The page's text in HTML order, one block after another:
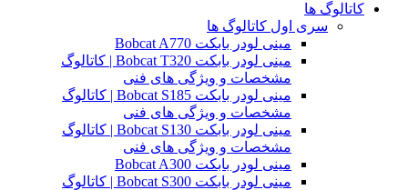
کاتالوگ ها
سری اول کاتالوگ ها
مینی لودر بابکت Bobcat A770
مینی لودر بابکت Bobcat T320 | کاتالوگ
مشخصات و ویژگی های فنی
مینی لودر بابکت Bobcat S185 | کاتالوگ
مشخصات و ویژگی های فنی
مینی لودر بابکت Bobcat S130 | کاتالوگ
مشخصات و ویژگی های فنی
مینی لودر بابکت Bobcat A300
مینی لودر بابکت Bobcat S300 | کاتالوگ